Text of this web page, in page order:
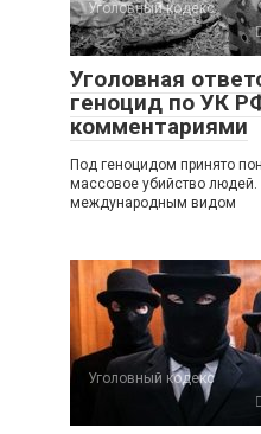
Уголовный кодекс
Уголовная
геноцид по УК
комментариями
Под геноцидом принято
массовое убийство людей.
международным видом
Уголовный кодекс